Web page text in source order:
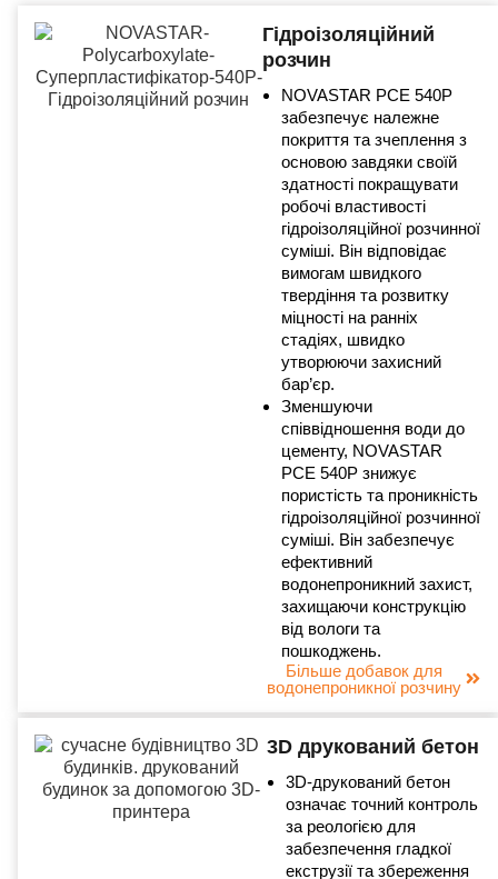
Гідроізоляційний
розчин
NOVASTAR PCE 540P
забезпечує належне
покриття та зчеплення з
основою завдяки своїй
здатності покращувати
робочі властивості
гідроізоляційної розчинної
суміші. Він відповідає
вимогам швидкого
твердіння та розвитку
міцності на ранніх
стадіях, швидко
утворюючи захисний
бар’єр.
Зменшуючи
співвідношення води до
цементу, NOVASTAR
PCE 540P знижує
пористість та проникність
гідроізоляційної розчинної
суміші. Він забезпечує
ефективний
водонепроникний захист,
захищаючи конструкцію
від вологи та
пошкоджень.
Більше добавок для
водонепроникної розчину
3D друкований бетон
3D-друкований бетон
означає точний контроль
за реологією для
забезпечення гладкої
екструзії та збереження